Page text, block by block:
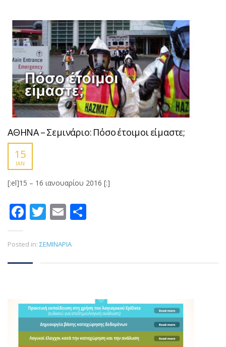
ΑΘΗΝΑ – Σεμινάριο: Πόσο έτοιμοι είμαστε;
15
ΙΑΝ
[:el]15 – 16 ιανουαρίου 2016 [:]
Facebook
Twitter
Email
Posted in: ΣΕΜΙΝΑΡΙΑ